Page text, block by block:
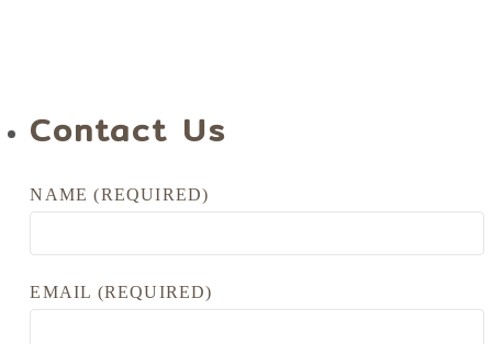
Contact Us
NAME (REQUIRED)
EMAIL (REQUIRED)